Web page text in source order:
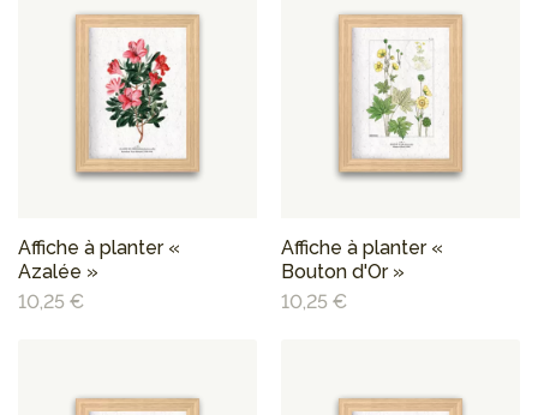
Affiche à planter «
Azalée »
10,25 €
Affiche à planter «
Bouton d'Or »
10,25 €